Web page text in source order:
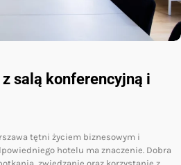
salą konferencyjną i
tętni życiem biznesowym i
hotelu ma znaczenie. Dobra